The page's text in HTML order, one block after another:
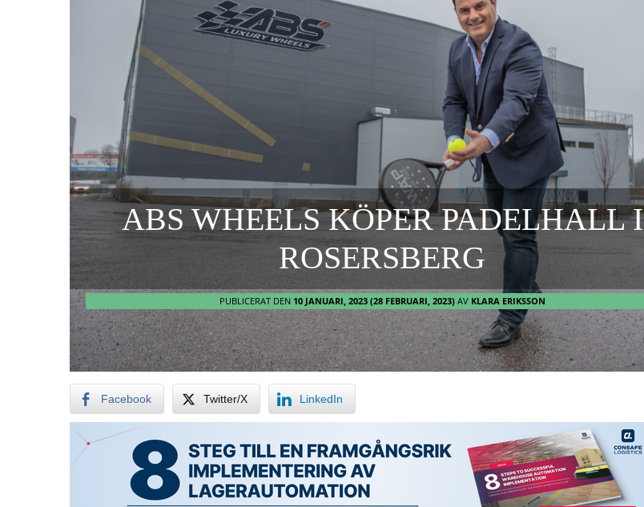
ABS WHEELS KÖPER PADELHALL I
ROSERSBERG
PUBLICERAT DEN 10 JANUARI, 2023(28 FEBRUARI, 2023) AV KLARA ERIKSSON
Facebook Twitter/X LinkedIn